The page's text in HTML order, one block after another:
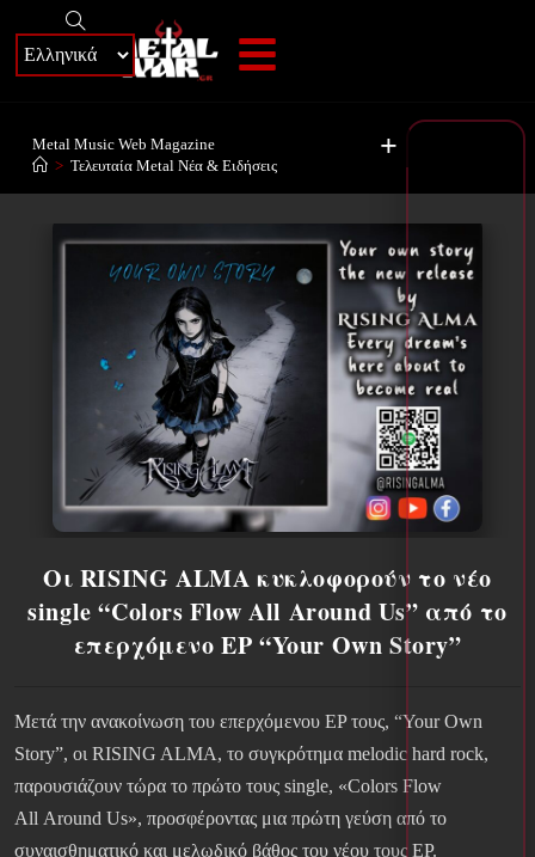
+
Metal Music Web Magazine
> Τελευταία Metal Νέα & Eιδήσεις
Οι RISING ALMA κυκλοφορούν το νέο
single “Colors Flow All Around Us” από το
επερχόμενο EP “Your Own Story”
Μετά την ανακοίνωση του επερχόμενου EP τους, “Your Own
Story”, οι RISING ALMA, το συγκρότημα melodic hard rock,
παρουσιάζουν τώρα το πρώτο τους single, «Colors Flow
All Around Us», προσφέροντας μια πρώτη γεύση από το
συναισθηματικό και μελωδικό βάθος του νέου τους EP.